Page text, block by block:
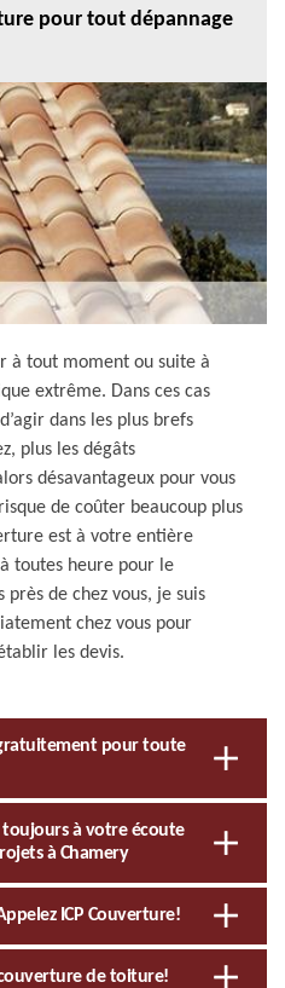
pour tout dépannage
à tout moment ou suite à
extrême. Dans ces cas
dans les plus brefs
plus les dégâts
désavantageux pour vous
de coûter beaucoup plus
est à votre entière
toutes heure pour le
de chez vous, je suis
chez vous pour
les devis.
gratuitement pour toute
toujours à votre écoute
à Chamery
ICP Couverture!
de toiture!